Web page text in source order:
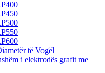
të Vogël
i elektrodës grafit me